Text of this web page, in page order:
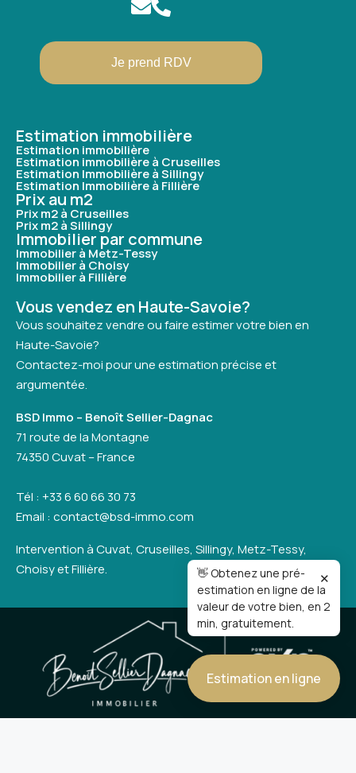
Je prend RDV
Estimation immobilière
Estimation immobilière
Estimation immobilière à Cruseilles
Estimation Immobilière à Sillingy
Estimation Immobilière à Fillière
Prix au m2
Prix m2 à Cruseilles
Prix m2 à Sillingy
Immobilier par commune
Immobilier à Metz-Tessy
Immobilier à Choisy
Immobilier à Fillière
Vous vendez en Haute-Savoie?
Vous souhaitez vendre ou faire estimer votre bien en
Haute-Savoie?
Contactez-moi pour une estimation précise et
argumentée.
BSD Immo – Benoît Sellier-Dagnac
71 route de la Montagne
74350 Cuvat – France
Tél : +33 6 60 66 30 73
Email : contact@bsd-immo.com
Intervention à Cuvat, Cruseilles, Sillingy, Metz-Tessy,
Choisy et Fillière.
Estimation en ligne
👋 Obtenez une pré-
estimation en ligne de la
valeur de votre bien, en 2
min, gratuitement.
✕